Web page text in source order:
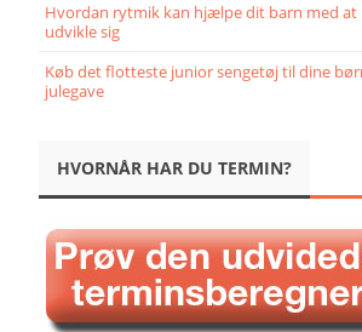
Hvordan rytmik kan hjælpe dit barn med at
udvikle sig
Køb det flotteste junior sengetøj til dine
julegave
HVORNÅR HAR DU TERMIN?